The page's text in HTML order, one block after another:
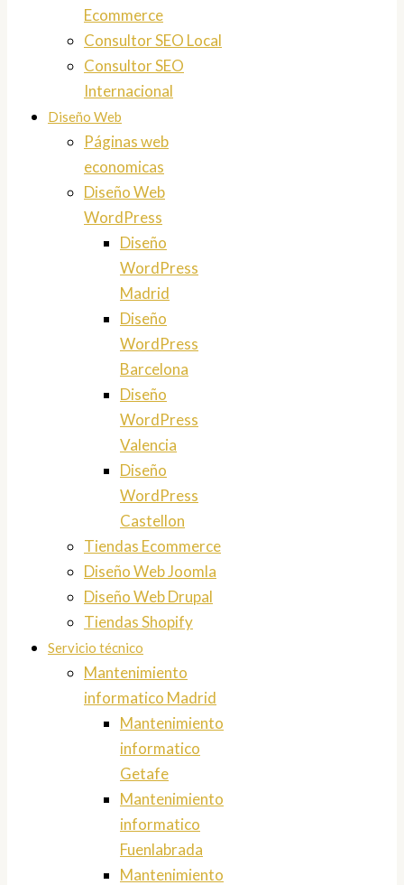
Ecommerce
Consultor SEO Local
Consultor SEO
Internacional
Diseño Web
Páginas web
economicas
Diseño Web
WordPress
Diseño
WordPress
Madrid
Diseño
WordPress
Barcelona
Diseño
WordPress
Valencia
Diseño
WordPress
Castellon
Tiendas Ecommerce
Diseño Web Joomla
Diseño Web Drupal
Tiendas Shopify
Servicio técnico
Mantenimiento
informatico Madrid
Mantenimiento
informatico
Getafe
Mantenimiento
informatico
Fuenlabrada
Mantenimiento